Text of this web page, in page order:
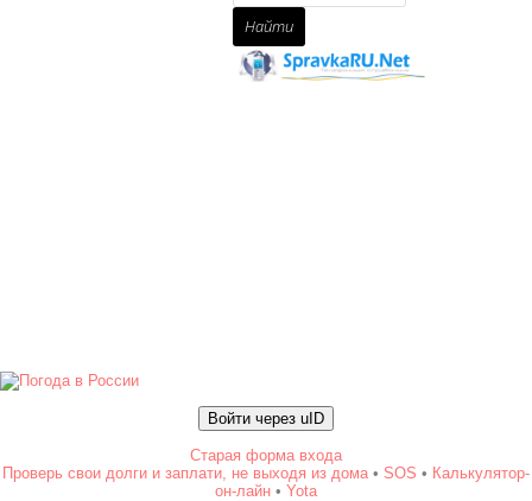
Войти через uID
Старая форма входа
Проверь свои долги и заплати, не выходя из дома • SOS • Калькулятор-
он-лайн • Yota